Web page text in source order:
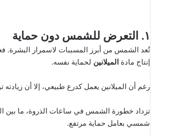
١. التعرض للشمس دون حماية
إنتاج مادة الميلانين لحماية نفسه.
رغم أن الميلانين يعمل كدرع طبيعي، إلا أن
شمسي بعامل حماية مرتفع.